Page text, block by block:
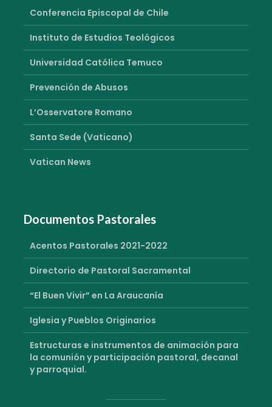
Conferencia Episcopal de Chile
Instituto de Estudios Teológicos
Universidad Católica Temuco
Prevención de Abusos
L’Osservatore Romano
Santa Sede (Vaticano)
Vatican News
Documentos Pastorales
Acentos Pastorales 2021-2022
Directorio de Pastoral Sacramental
“El Buen Vivir” en La Araucanía
Iglesia y Pueblos Originarios
Estructuras e instrumentos de animación para
la comunión y participación pastoral, decanal
y parroquial.